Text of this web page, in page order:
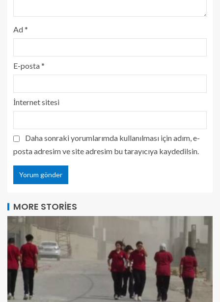
Ad*
E-posta*
İnternet sitesi
Daha sonraki yorumlarımda kullanılması için adım, e-
posta adresim ve site adresim bu tarayıcıya kaydedilsin.
MORE STORIES